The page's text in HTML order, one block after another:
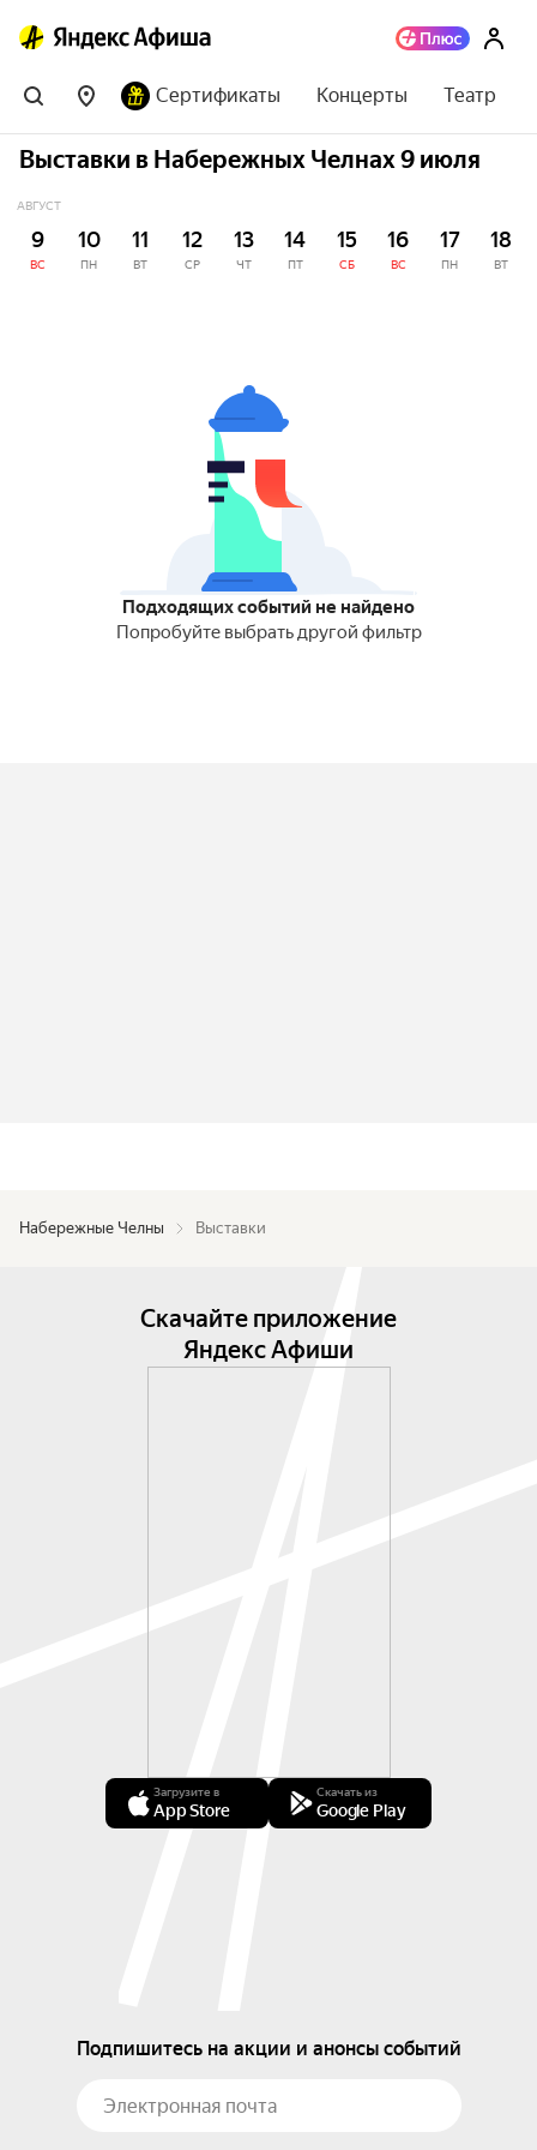
Сертификаты Концерты Театр
Выставки в Набережных Челнах 9 июля
АВГУСТ
9
ВС
10
ПН
11
ВТ
12
СР
13
ЧТ
14
ПТ
15
СБ
16
ВС
17
ПН
18
ВТ
Подходящих событий не найдено
Попробуйте выбрать другой фильтр
Набережные Челны Выставки
Скачайте приложение
Яндекс Афиши
Загрузите в
App Store
Скачать из
Google Play
Подпишитесь на акции и анонсы событий